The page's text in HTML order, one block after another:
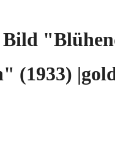
(1933)